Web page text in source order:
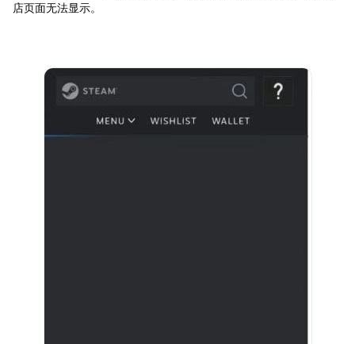
店页面无法显示。